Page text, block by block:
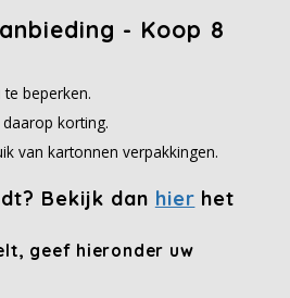
- Koop 8
beperken.
korting.
van kartonnen verpakkingen.
Bekijk dan hier het
geef hieronder uw